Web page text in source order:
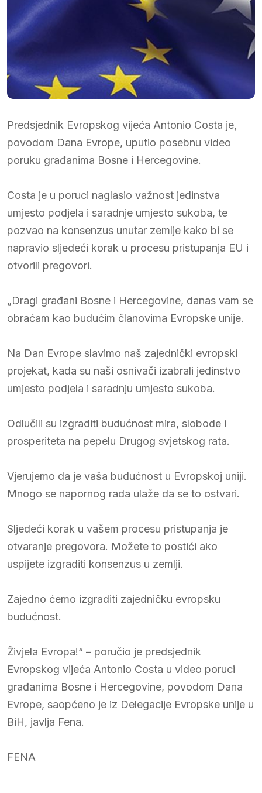
Predsjednik Evropskog vijeća Antonio Costa je,
povodom Dana Evrope, uputio posebnu video
poruku građanima Bosne i Hercegovine.
Costa je u poruci naglasio važnost jedinstva
umjesto podjela i saradnje umjesto sukoba, te
pozvao na konsenzus unutar zemlje kako bi se
napravio sljedeći korak u procesu pristupanja EU i
otvorili pregovori.
„Dragi građani Bosne i Hercegovine, danas vam se
obraćam kao budućim članovima Evropske unije.
Na Dan Evrope slavimo naš zajednički evropski
projekat, kada su naši osnivači izabrali jedinstvo
umjesto podjela i saradnju umjesto sukoba.
Odlučili su izgraditi budućnost mira, slobode i
prosperiteta na pepelu Drugog svjetskog rata.
Vjerujemo da je vaša budućnost u Evropskoj uniji.
Mnogo se napornog rada ulaže da se to ostvari.
Sljedeći korak u vašem procesu pristupanja je
otvaranje pregovora. Možete to postići ako
uspijete izgraditi konsenzus u zemlji.
Zajedno ćemo izgraditi zajedničku evropsku
budućnost.
Živjela Evropa!“ – poručio je predsjednik
Evropskog vijeća Antonio Costa u video poruci
građanima Bosne i Hercegovine, povodom Dana
Evrope, saopćeno je iz Delegacije Evropske unije u
BiH, javlja Fena.
FENA